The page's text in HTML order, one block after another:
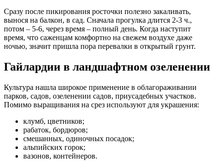
Сразу после пикирования росточки полезно закаливать,
вынося на балкон, в сад. Сначала прогулка длится 2-3 ч.,
потом – 5-6, через время – полный день. Когда наступит
время, что саженцам комфортно на свежем воздухе даже
ночью, значит пришла пора перевалки в открытый грунт.
Гайлардии в ландшафтном озеленении
Культура нашла широкое применение в облагораживании
парков, садов, озеленении садов, приусадебных участков.
Помимо выращивания на срез используют для украшения:
клумб, цветников;
рабаток, бордюров;
смешанных, одиночных посадок;
альпийских горок;
вазонов, контейнеров.